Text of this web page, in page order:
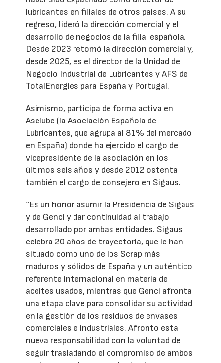
lubricantes en filiales de otros países. A su
regreso, lideró la dirección comercial y el
desarrollo de negocios de la filial española.
Desde 2023 retomó la dirección comercial y,
desde 2025, es el director de la Unidad de
Negocio Industrial de Lubricantes y AFS de
TotalEnergies para España y Portugal.
Asimismo, participa de forma activa en
Aselube (la Asociación Española de
Lubricantes, que agrupa al 81% del mercado
en España) donde ha ejercido el cargo de
vicepresidente de la asociación en los
últimos seis años y desde 2012 ostenta
también el cargo de consejero en Sigaus.
“Es un honor asumir la Presidencia de Sigaus
y de Genci y dar continuidad al trabajo
desarrollado por ambas entidades. Sigaus
celebra 20 años de trayectoria, que le han
situado como uno de los Scrap más
maduros y sólidos de España y un auténtico
referente internacional en materia de
aceites usados, mientras que Genci afronta
una etapa clave para consolidar su actividad
en la gestión de los residuos de envases
comerciales e industriales. Afronto esta
nueva responsabilidad con la voluntad de
seguir trasladando el compromiso de ambos